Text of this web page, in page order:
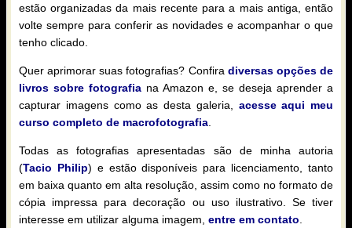
estão organizadas da mais recente para a mais antiga, então
volte sempre para conferir as novidades e acompanhar o que
tenho clicado.
Quer aprimorar suas fotografias? Confira diversas opções de
livros sobre fotografia na Amazon e, se deseja aprender a
capturar imagens como as desta galeria, acesse aqui meu
curso completo de macrofotografia
Todas as fotografias apresentadas são de minha autoria
(Tacio Philip) e estão disponíveis para licenciamento, tanto
em baixa quanto em alta resolução, assim como no formato de
cópia impressa para decoração ou uso ilustrativo. Se tiver
interesse em utilizar alguma imagem, entre em contato